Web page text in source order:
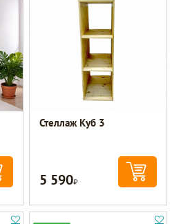
Стеллаж Куб 3
5 590Р